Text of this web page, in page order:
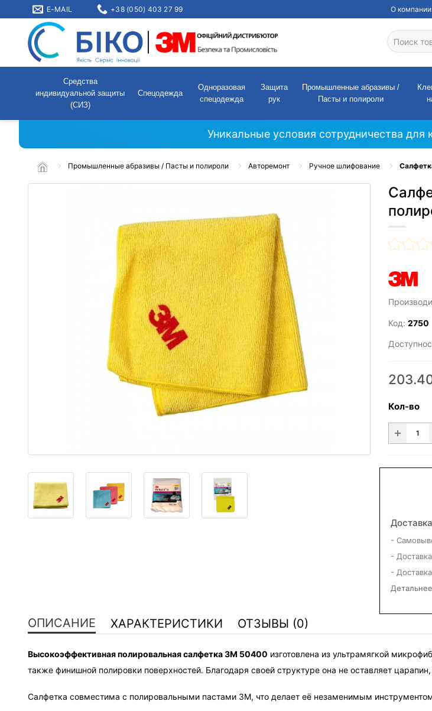
E-MAIL +38 (050) 403 27 99 О компании
Средства
индивидуальной защиты
(СИЗ)
Спецодежда
Одноразовая
спецодежда
Защита
рук
Промышленные абразивы /
Пасты и полироли
Уникальные условия сотрудничества для
Промышленные абразивы / Пасты и полироли Авторемонт Ручное шлифование
Код: 2750
Кол-во
Доставка
-
-
-
ОПИСАНИЕ ХАРАКТЕРИСТИКИ ОТЗЫВЫ (0)
Высокоэффективная полировальная салфетка 3M 50400 изготовлена из ультрамягкой
также финишной полировки поверхностей. Благодаря своей структуре она не оставляет
Салфетка совместима с полировальными пастами 3M, что делает её незаменимым